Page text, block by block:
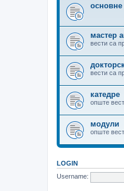
основне
мастер
вести са
вести са
катедре
опште
модули
опште
LOGIN
Username: